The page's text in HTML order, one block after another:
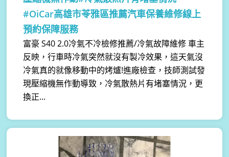
#OiCar高雄市苓雅區推薦汽車保養維修線上
預約保障服務
富豪 S40 2.0冷氣不冷檢修推薦/冷氣故障維修 車主
反映，行車時冷氣突然就沒有製冷效果，這天氣沒
冷氣真的就像移動中的烤爐!進廠檢查，技師測試發
現壓縮機無作動導致，冷氣散熱片有堵塞情況，更
換正...